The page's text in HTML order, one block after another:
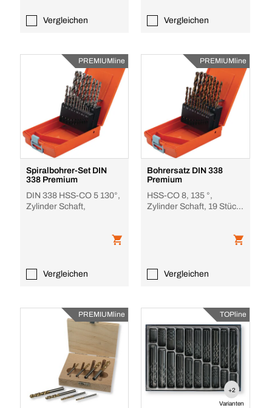
Vergleichen Vergleichen
PREMIUMline
Spiralbohrer-Set DIN
338 Premium
DIN 338 HSS-CO 5 130°,
Zylinder Schaft,
Vergleichen
PREMIUMline
Bohrersatz DIN 338
Premium
HSS-CO 8, 135 °,
Zylinder Schaft, 19 Stück
Vergleichen
PREMIUMline TOPline
+2
Varianten